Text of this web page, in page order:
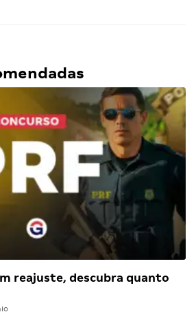
reajuste, descubra quanto